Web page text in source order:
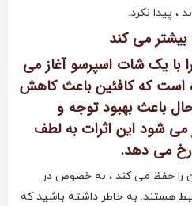
، پیدا نکرد.
بیشتر می کند
با یک شات اسپرسو آغاز می
است که کافئین باعث کاهش
باعث بهبود توجه و
شود این اثرات به لطف
می دهد.
را حفظ می کند ، به خصوص در
هستند. به خاطر داشته باشید که